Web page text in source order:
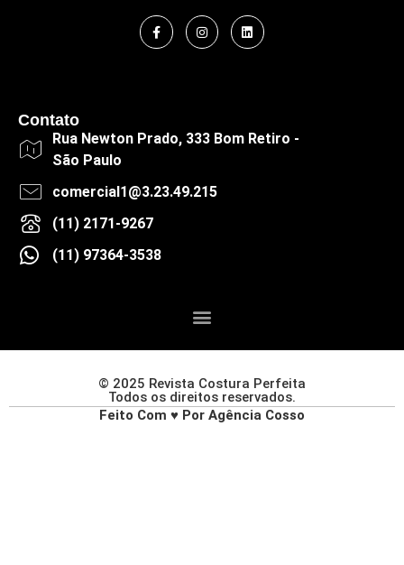
Contato
Rua Newton Prado, 333 Bom Retiro -
São Paulo
comercial1@3.23.49.215
(11) 2171-9267
(11) 97364-3538
© 2025 Revista Costura Perfeita
Todos os direitos reservados.
Feito Com ♥ Por Agência Cosso